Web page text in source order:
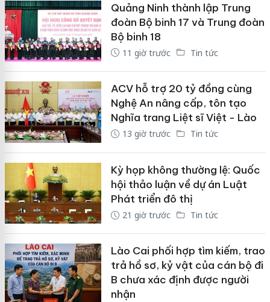
Quảng Ninh thành lập Trung
đoàn Bộ binh 17 và Trung đoàn
Bộ binh 18
11 giờ trước Tin tức
ACV hỗ trợ 20 tỷ đồng cùng
Nghệ An nâng cấp, tôn tạo
Nghĩa trang Liệt sĩ Việt - Lào
13 giờ trước Tin tức
Kỳ họp không thường lệ: Quốc
hội thảo luận về dự án Luật
Phát triển đô thị
21 giờ trước Tin tức
Lào Cai phối hợp tìm kiếm, trao
trả hồ sơ, kỷ vật của cán bộ đi
B chưa xác định được người
nhận